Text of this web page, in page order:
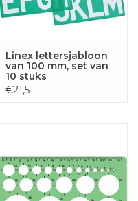
Linex lettersjabloon
van 100 mm, set van
10 stuks
€21,51